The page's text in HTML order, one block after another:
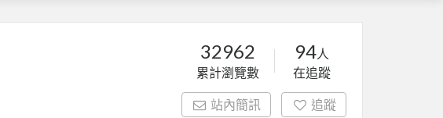
32962
累計瀏覽數
94人
在追蹤
站內簡訊 追蹤